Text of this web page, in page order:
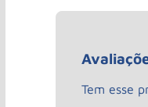
Tem esse